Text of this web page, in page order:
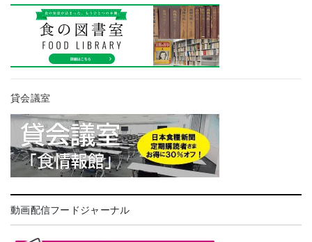
貸会議室
動画配信フードジャーナル